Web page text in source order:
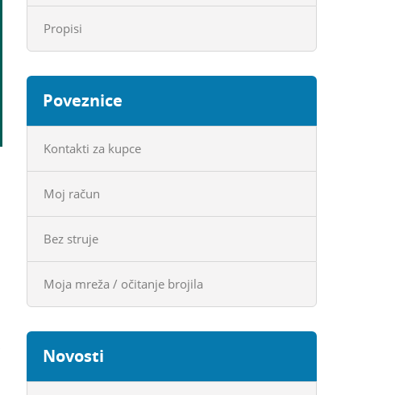
Propisi
Poveznice
Kontakti za kupce
Moj račun
Bez struje
Moja mreža / očitanje brojila
Novosti